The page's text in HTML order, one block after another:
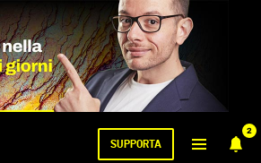
2
SUPPORTA